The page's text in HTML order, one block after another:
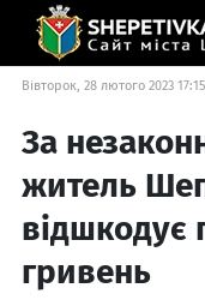
Вівторок, 28 лютого 2023 17:15
За
житель
відшкодує
гривень